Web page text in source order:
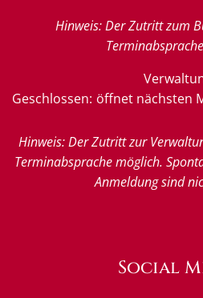
Hinweis: Der Zutritt zum
Klicken, um weitere Öffnungs-
Geschlossen: öffnet nächsten
Hinweis: Der Zutritt zur
Terminabsprache möglich.
Anmeldung sind
Social